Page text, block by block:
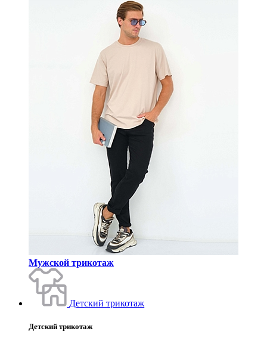
Мужской трикотаж
Детский трикотаж
Детский трикотаж